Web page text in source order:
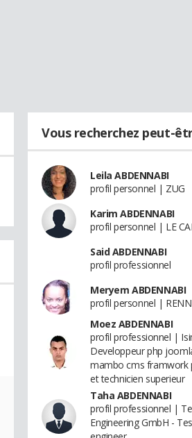
Vous recherchez peut-
Leila ABDENNABI
profil personnel | ZUG
Karim ABDENNABI
profil personnel | LE
Said ABDENNABI
profil professionnel
Meryem ABDENNABI
profil personnel |
Moez ABDENNABI
profil professionnel |
Developpeur php
mambo cms framwork
et technicien superieur
Taha ABDENNABI
profil professionnel |
Engineering GmbH -